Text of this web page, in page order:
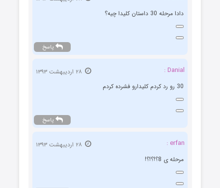
دادا مرحله 30 داستان کلیدا چیه؟
پاسخ
Danial :
30 رو رد کردم کلیدارو فشرده کردم
پاسخ
erfan :
مرحله ی 8؟!؟!؟!